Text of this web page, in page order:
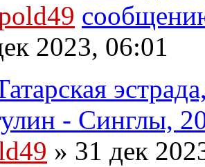
2023, 06:01
- Синглы,
» 31 дек